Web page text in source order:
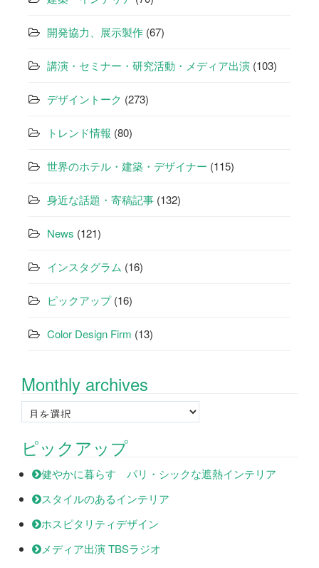
ン 開発協力、展示製作 (67)
講演・セミナー・研究活動・メディア出演 (103)
デザイントーク (273)
トレンド情報 (80)
世界のホテル・建築・デザイナー (115)
身近な話題・寄稿記事 (132)
News (121)
インスタグラム (16)
ピックアップ(16)
Color Design Firm (13)
Monthly archives
Monthly
archives
ピックアップ
健やかに暮らす パリ・シックな遮熱インテリア
スタイルのあるインテリア
ホスピタリティデザイン
メディア出演 TBSラジオ